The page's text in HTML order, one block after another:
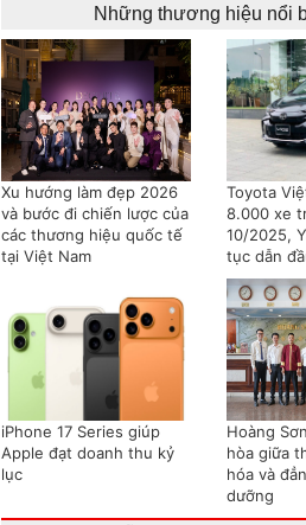
Những thương hiệu nổi
Xu hướng làm đẹp 2026
và bước đi chiến lược của
các thương hiệu quốc tế
tại Việt Nam
Toyota
8.000 xe
10/2025,
tục dẫn
iPhone 17 Series giúp
Apple đạt doanh thu kỷ
lục
Hoàng
hòa giữa
hóa và
dưỡng